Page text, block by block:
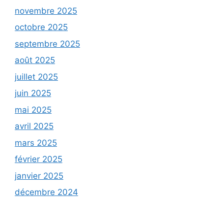
novembre 2025
octobre 2025
septembre 2025
août 2025
juillet 2025
juin 2025
mai 2025
avril 2025
mars 2025
février 2025
janvier 2025
décembre 2024